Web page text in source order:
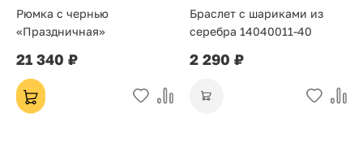
Рюмка с чернью
«Праздничная»
21 340 ₽
Браслет с шариками из
серебра 14040011-40
2 290 ₽